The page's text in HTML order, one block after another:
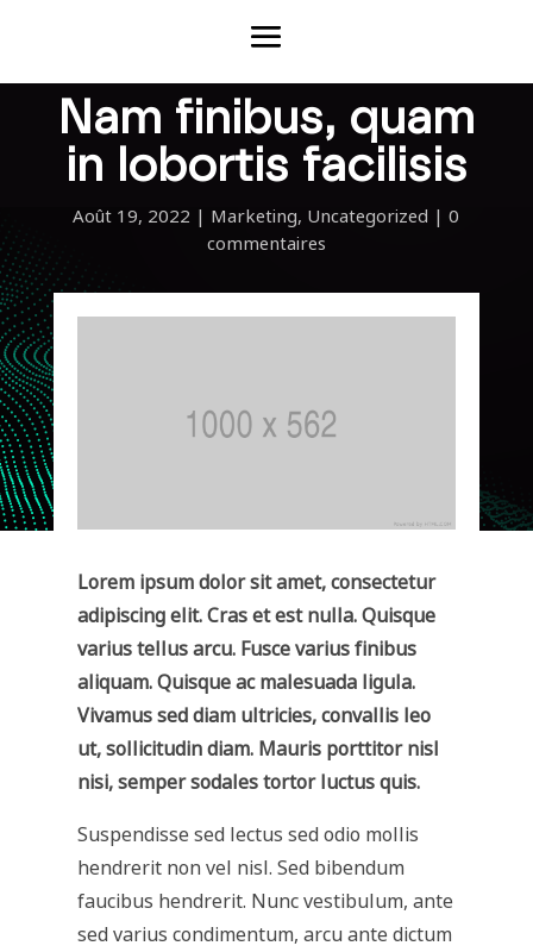
Nam finibus, quam
in lobortis facilisis
Août 19, 2022 | Marketing, Uncategorized |0
commentaires
Lorem ipsum dolor sit amet, consectetur
adipiscing elit. Cras et est nulla. Quisque
varius tellus arcu. Fusce varius finibus
aliquam. Quisque ac malesuada ligula.
Vivamus sed diam ultricies, convallis leo
ut, sollicitudin diam. Mauris porttitor nisl
nisi, semper sodales tortor luctus quis.
Suspendisse sed lectus sed odio mollis
hendrerit non vel nisl. Sed bibendum
faucibus hendrerit. Nunc vestibulum, ante
sed varius condimentum, arcu ante dictum